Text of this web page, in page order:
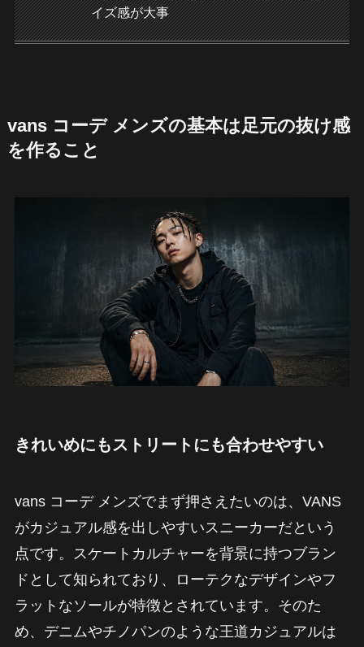
イズ感が大事
vans コーデ メンズの基本は足元の抜け感
を作ること
きれいめにもストリートにも合わせやすい
vans コーデ メンズでまず押さえたいのは、VANS
がカジュアル感を出しやすいスニーカーだという
点です。スケートカルチャーを背景に持つブラン
ドとして知られており、ローテクなデザインやフ
ラットなソールが特徴とされています。そのた
め、デニムやチノパンのような王道カジュアルは